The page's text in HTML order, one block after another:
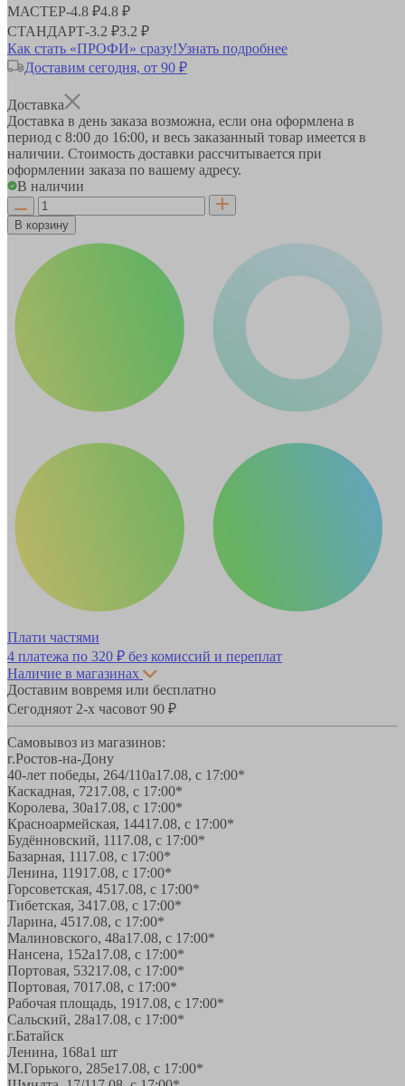
МАСТЕР-4.8 ₽4.8 ₽
СТАНДАРТ-3.2 ₽3.2 ₽
Как стать «ПРОФИ» сразу!Узнать подробнее
Доставим сегодня, от 90 ₽
Доставка
Доставка в день заказа возможна, если она оформлена в
период с 8:00 до 16:00, и весь заказанный товар имеется в
наличии. Стоимость доставки рассчитывается при
оформлении заказа по вашему адресу.
В наличии
В корзину
Плати частями
4 платежа по 320 ₽ без комиссий и переплат
Наличие в магазинах
Доставим вовремя или бесплатно
Сегодняот 2-х часовот 90 ₽
Самовывоз из магазинов:
г.Ростов-на-Дону
40-лет победы, 264/110а17.08, с 17:00*
Каскадная, 7217.08, с 17:00*
Королева, 30а17.08, с 17:00*
Красноармейская, 14417.08, с 17:00*
Будённовский, 1117.08, с 17:00*
Базарная, 1117.08, с 17:00*
Ленина, 11917.08, с 17:00*
Горсоветская, 4517.08, с 17:00*
Тибетская, 3417.08, с 17:00*
Ларина, 4517.08, с 17:00*
Малиновского, 48а17.08, с 17:00*
Нансена, 152а17.08, с 17:00*
Портовая, 53217.08, с 17:00*
Портовая, 7017.08, с 17:00*
Рабочая площадь, 1917.08, с 17:00*
Сальский, 28a17.08, с 17:00*
г.Батайск
Ленина, 168а1 шт
М.Горького, 285е17.08, с 17:00*